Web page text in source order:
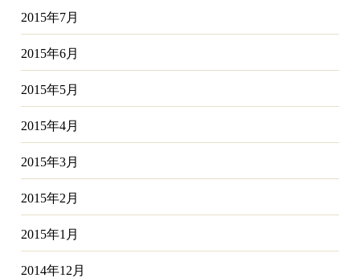
2015年7月
2015年6月
2015年5月
2015年4月
2015年3月
2015年2月
2015年1月
2014年12月